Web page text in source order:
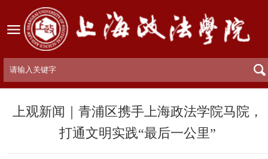
上观新闻｜青浦区携手上海政法学院马院，
打通文明实践“最后一公里”